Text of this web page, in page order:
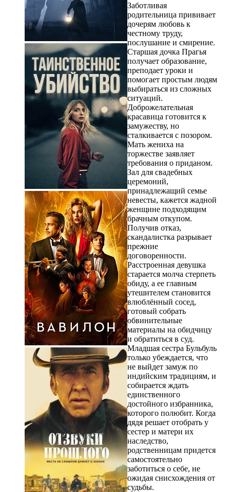
Заботливая
родительница прививает
дочерям любовь к
честному труду,
послушание и смирение.
Старшая дочка Прагья
получает образование,
преподает уроки и
помогает простым людям
выбираться из сложных
ситуаций.
Доброжелательная
красавица готовится к
замужеству, но
сталкивается с позором.
Мать жениха на
торжестве заявляет
требования о приданом.
Зал для свадебных
церемоний,
принадлежащий семье
невесты, кажется жадной
женщине подходящим
брачным откупом.
Получив отказ,
скандалистка разрывает
прежние
договоренности.
Расстроенная девушка
старается молча стерпеть
обиду, а ее главным
утешителем становится
влюблённый сосед,
готовый собрать
обвинительные
материалы на обидчицу
и обратиться в суд.
Младшая сестра Бульбуль
только убеждается, что
не выйдет замуж по
индийским традициям, и
собирается ждать
единственного
достойного избранника,
которого полюбит. Когда
дядя решает отобрать у
сестер и матери их
наследство,
родственницам придется
самостоятельно
заботиться о себе, не
ожидая снисхождения от
судьбы.